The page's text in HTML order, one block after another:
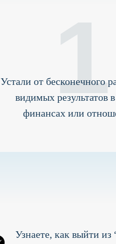
Устали от бесконечного
видимых результатов
финансах или
1
Узнаете, как выйти из